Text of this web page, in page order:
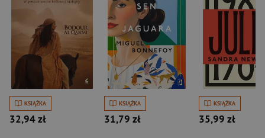
KSIĄŻKA
32,94 zł
KSIĄŻKA
31,79 zł
KSIĄŻKA
35,99 zł